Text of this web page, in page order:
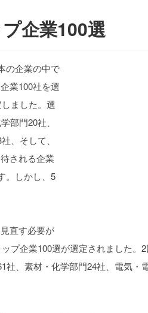
企業100選
の企業の中で
業100社を選
ました。選
部門20社、
、そして、
される企業
。しかし、5
直す必要が
プ企業100選が選定されました。
社、素材・化学部門24社、電気・